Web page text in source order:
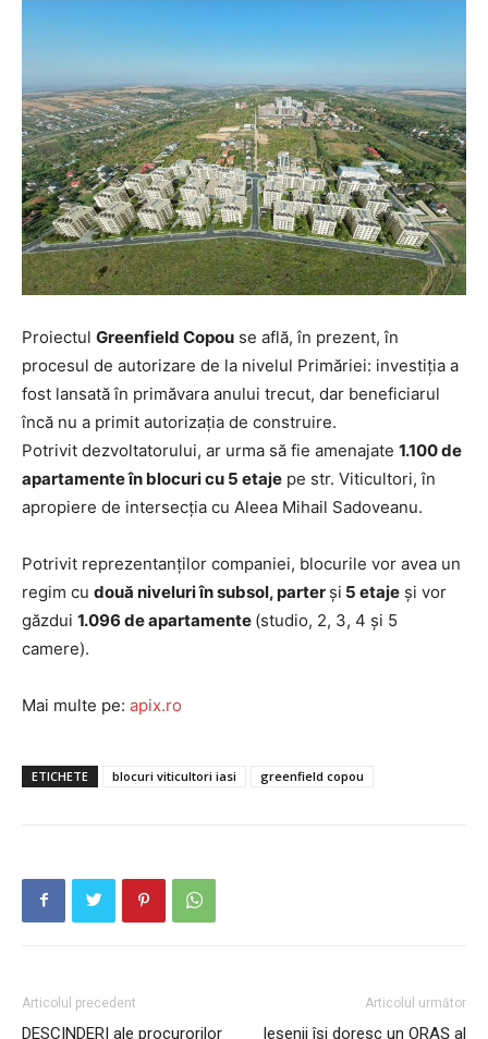
Proiectul Greenfield Copou se află, în prezent, în
procesul de autorizare de la nivelul Primăriei: investiția a
fost lansată în primăvara anului trecut, dar beneficiarul
încă nu a primit autorizația de construire.
Potrivit dezvoltatorului, ar urma să fie amenajate 1.100 de
apartamente în blocuri cu 5 etaje pe str. Viticultori, în
apropiere de intersecția cu Aleea Mihail Sadoveanu.
Potrivit reprezentanților companiei, blocurile vor avea un
regim cu două niveluri în subsol, parter și 5 etaje și vor
găzdui 1.096 de apartamente (studio, 2, 3, 4 și 5
camere).
Mai multe pe: apix.ro
ETICHETE blocuri viticultori iasi greenfield copou
Articolul precedent
DESCINDERI ale procurorilor
Articolul următor
Ieșenii își doresc un ORAȘ al